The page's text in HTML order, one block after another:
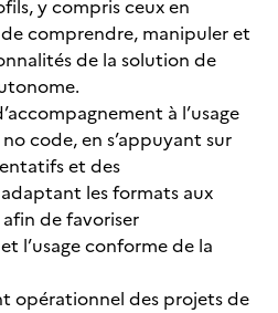
y compris ceux en
comprendre, manipuler et
de la solution de
à l’usage
code, en s’appuyant sur
et des
les formats aux
de favoriser
l’usage conforme de la
opérationnel des projets de